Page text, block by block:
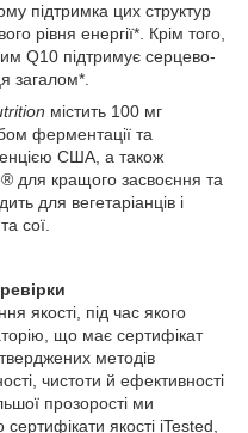
підтримка цих структур
рівня енергії*. Крім того,
Q10 підтримує серцево-
загалом*.
містить 100 мг
ферментації та
США, а також
для кращого засвоєння та
для вегетаріанців і
сої.
якості, під час якого
що має сертифікат
методів
чистоти й ефективності
прозорості ми
сертифікати якості iTested,